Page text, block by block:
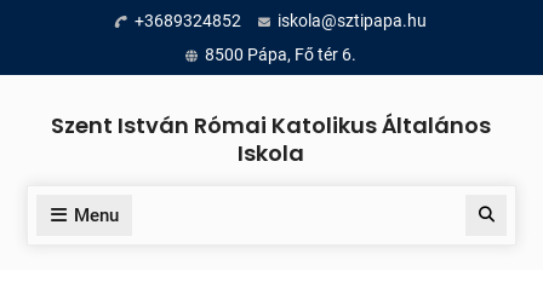
content
+3689324852
iskola@sztipapa.hu
8500 Pápa, Fő tér 6.
Szent István Római Katolikus Általános
Iskola
Menu Search